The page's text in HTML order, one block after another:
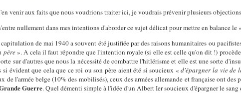
venir aux faits que nous voudrions traiter ici, je voudrais prévenir plusieurs
nullement dans mes intentions d'aborder ce sujet délicat pour mettre en balance le
de mai 1940 a souvent été justifiée par des raisons humanitaires ou
père». A cela il faut répondre que l'intention royale (si elle est celle qu'on dit !)
sur d'autres que nous la nécessité de combattre l'hitlérisme et elle est une sorte
si évident que cela que ce roi ou son père aient été si soucieux «d'épargner la vie de
de l'armée belge (10% des mobilisés), ceux des armées allemande et française ont
Guerre. Quel démenti simple à l'idée d'un Albert Ier soucieux d'épargner le sang